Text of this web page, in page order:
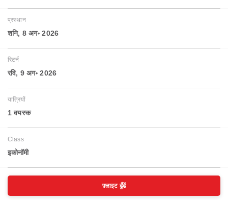
प्रस्थान
शनि, 8 अग॰ 2026
रिटर्न
रवि, 9 अग॰ 2026
यात्रियों
1 वयस्‍क
Class
इकोनॉमी
फ़्लाइट ढूँढें